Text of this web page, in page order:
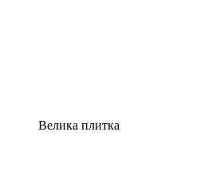
Велика плитка